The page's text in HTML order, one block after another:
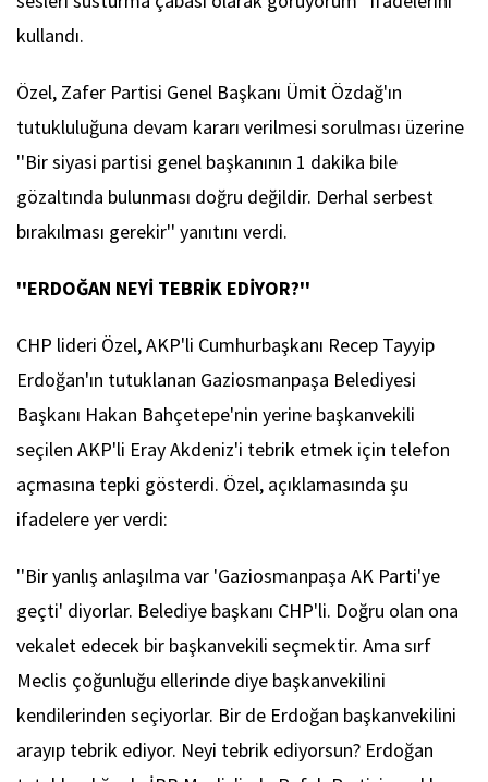
kullandı.
Özel, Zafer Partisi Genel Başkanı Ümit Özdağ'ın
tutukluluğuna devam kararı verilmesi sorulması üzerine
''Bir siyasi partisi genel başkanının 1 dakika bile
gözaltında bulunması doğru değildir. Derhal serbest
bırakılması gerekir'' yanıtını verdi.
''ERDOĞAN NEYİ TEBRİK EDİYOR?''
CHP lideri Özel, AKP'li Cumhurbaşkanı Recep Tayyip
Erdoğan'ın tutuklanan Gaziosmanpaşa Belediyesi
Başkanı Hakan Bahçetepe'nin yerine başkanvekili
seçilen AKP'li Eray Akdeniz'i tebrik etmek için telefon
açmasına tepki gösterdi. Özel, açıklamasında şu
ifadelere yer verdi:
''Bir yanlış anlaşılma var 'Gaziosmanpaşa AK Parti'ye
geçti' diyorlar. Belediye başkanı CHP'li. Doğru olan ona
vekalet edecek bir başkanvekili seçmektir. Ama sırf
Meclis çoğunluğu ellerinde diye başkanvekilini
kendilerinden seçiyorlar. Bir de Erdoğan başkanvekilini
arayıp tebrik ediyor. Neyi tebrik ediyorsun? Erdoğan